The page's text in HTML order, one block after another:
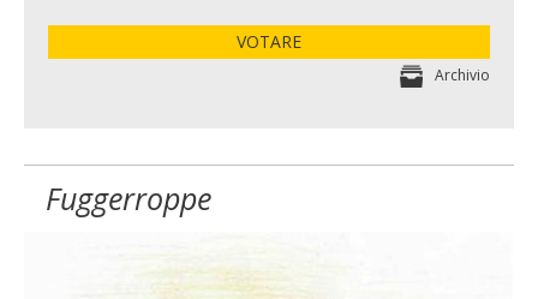
VOTARE
Archivio
Fuggerroppe